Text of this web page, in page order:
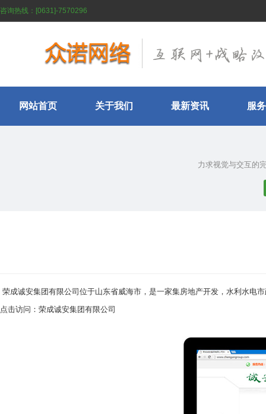
咨询热线：[0631]-7570296
网站首页 关于我们 最新资讯 服
力求视觉与交互的
荣成诚安集团有限公司位于山东省威海市，是一家集房地产开发，水利水电
点击访问： 荣成诚安集团有限公司